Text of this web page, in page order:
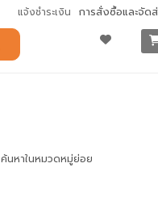
แจ้งชำระเงิน การสั่งซื้อและจัด
ค้นหาในหมวดหมู่ย่อย